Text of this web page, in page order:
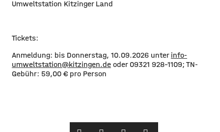
Umweltstation Kitzinger Land
Tickets:
Anmeldung: bis Donnerstag, 10.09.2026 unter info-
umweltstation@kitzingen.de oder 09321 928-1109; TN-
Gebühr: 59,00 € pro Person